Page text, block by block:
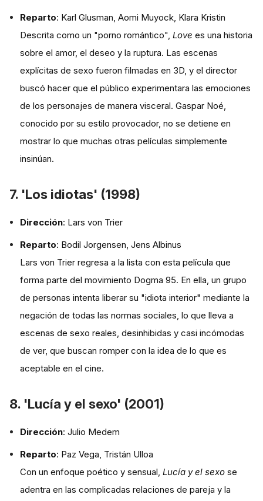
Reparto: Karl Glusman, Aomi Muyock, Klara Kristin
Descrita como un "porno romántico", Love es una historia
sobre el amor, el deseo y la ruptura. Las escenas
explícitas de sexo fueron filmadas en 3D, y el director
buscó hacer que el público experimentara las emociones
de los personajes de manera visceral. Gaspar Noé,
conocido por su estilo provocador, no se detiene en
mostrar lo que muchas otras películas simplemente
insinúan.
7. 'Los idiotas' (1998)
Dirección: Lars von Trier
Reparto: Bodil Jorgensen, Jens Albinus
Lars von Trier regresa a la lista con esta película que
forma parte del movimiento Dogma 95. En ella, un grupo
de personas intenta liberar su "idiota interior" mediante la
negación de todas las normas sociales, lo que lleva a
escenas de sexo reales, desinhibidas y casi incómodas
de ver, que buscan romper con la idea de lo que es
aceptable en el cine.
8. 'Lucía y el sexo' (2001)
Dirección: Julio Medem
Reparto: Paz Vega, Tristán Ulloa
Con un enfoque poético y sensual, Lucía y el sexo se
adentra en las complicadas relaciones de pareja y la